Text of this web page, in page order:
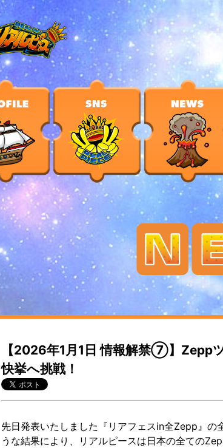
【2026年1月1日 情報解禁⑦】Zepp
快挙へ挑戦！
先日発表いたしました『リアフェスin全Zepp』の
うな結果により、リアルピースは日本の全ての